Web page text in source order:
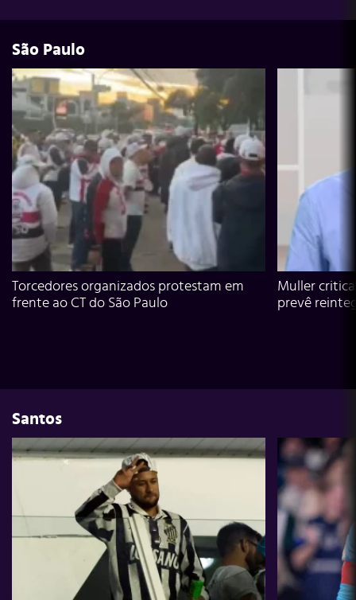
São Paulo
Torcedores organizados protestam em
frente ao CT do São Paulo
Muller
prevê
Santos